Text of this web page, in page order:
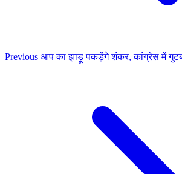
Previous आप का झाड़ू पकड़ेंगे शंकर, कांग्रेस में